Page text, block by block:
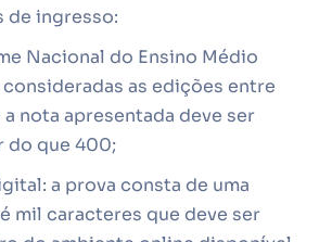
de ingresso:
Nacional do Ensino Médio
consideradas as edições entre
a nota apresentada deve ser
do que 400;
a prova consta de uma
mil caracteres que deve ser